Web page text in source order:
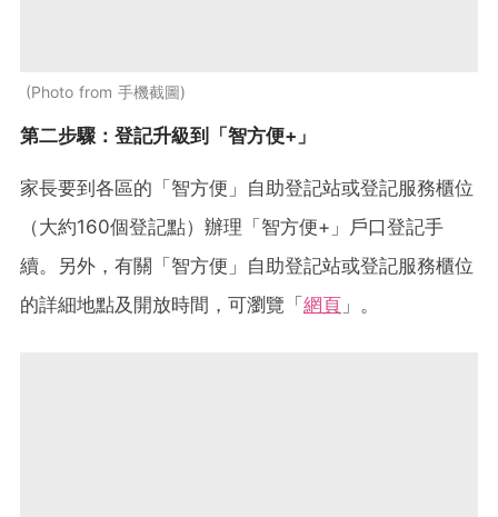
Photo from 手機截圖
第二步驟：登記升級到「智方便+」
家長要到各區的「智方便」自助登記站或登記服務櫃位
（大約160個登記點）辦理「智方便+」戶口登記手
續。另外，有關「智方便」自助登記站或登記服務櫃位
的詳細地點及開放時間，可瀏覽「網頁 」。